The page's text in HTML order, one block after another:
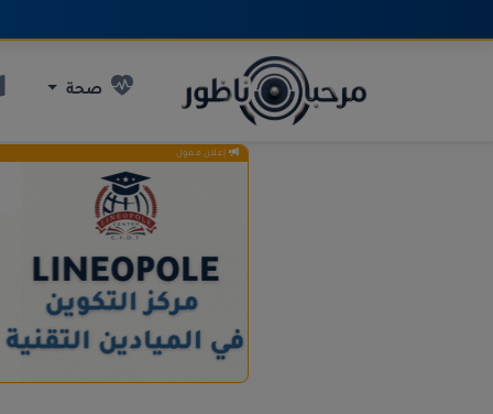
صحة
إعلان ممول